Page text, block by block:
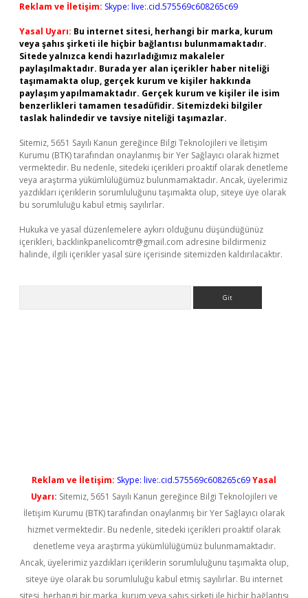
Reklam ve İletişim: Skype: live:.cid.575569c608265c69
Yasal Uyarı: Bu internet sitesi, herhangi bir marka, kurum
veya şahıs şirketi ile hiçbir bağlantısı bulunmamaktadır.
Sitede yalnızca kendi hazırladığımız makaleler
paylaşılmaktadır. Burada yer alan içerikler haber niteliği
taşımamakta olup, gerçek kurum ve kişiler hakkında
paylaşım yapılmamaktadır. Gerçek kurum ve kişiler ile isim
benzerlikleri tamamen tesadüfidir. Sitemizdeki bilgiler
taslak halindedir ve tavsiye niteliği taşımazlar.
Sitemiz, 5651 Sayılı Kanun gereğince Bilgi Teknolojileri ve İletişim
Kurumu (BTK) tarafından onaylanmış bir Yer Sağlayıcı olarak hizmet
vermektedir. Bu nedenle, sitedeki içerikleri proaktif olarak denetleme
veya araştırma yükümlülüğümüz bulunmamaktadır. Ancak, üyelerimiz
yazdıkları içeriklerin sorumluluğunu taşımakta olup, siteye üye olarak
bu sorumluluğu kabul etmiş sayılırlar.
Hukuka ve yasal düzenlemelere aykırı olduğunu düşündüğünüz
içerikleri, backlinkpanelicomtr@gmail.com adresine bildirmeniz
halinde, ilgili içerikler yasal süre içerisinde sitemizden kaldırılacaktır.
Reklam ve İletişim: Skype: live:.cid.575569c608265c69Yasal
Uyarı: Sitemiz, 5651 Sayılı Kanun gereğince Bilgi Teknolojileri ve
İletişim Kurumu (BTK) tarafından onaylanmış bir Yer Sağlayıcı olarak
hizmet vermektedir. Bu nedenle, sitedeki içerikleri proaktif olarak
denetleme veya araştırma yükümlülüğümüz bulunmamaktadır.
Ancak, üyelerimiz yazdıkları içeriklerin sorumluluğunu taşımakta olup,
siteye üye olarak bu sorumluluğu kabul etmiş sayılırlar. Bu internet
sitesi, herhangi bir marka, kurum veya şahıs şirketi ile hiçbir bağlantısı